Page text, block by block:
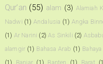
Qur’an (55) alam (3) Alamiah
Nadwi (1) Andalusia (1) Angka
(1) Ar Narini (2) As Sinkili (2)
alamgir (1) Bahasa Arab (1)
(1)
Banjar (1) Banten (1) Barat